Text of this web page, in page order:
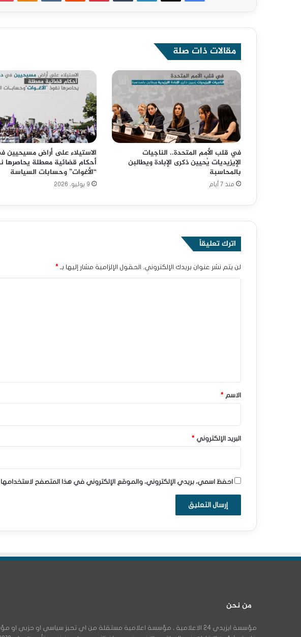
مقالات ذات صلة
في قلب الأمم المتحدة.. الناجيات
الإيزيديات يُحيين ذكرى الإبادة ويطالبن
بالمحاسبة
منذ 7 أيام
الاستيلاء على أراض
أحكام قضائية معطلة يحاصرها
“الأغوات” وحسابات السياسة
9 يوليو، 2026
اترك تعليقاً
لن يتم نشر عنوان بريدك الإلكتروني. الحقول الإلزامية مشار إليها بـ *
*الاسم *
البريد الإلكتروني *
احفظ اسمي، بريدي الإلكتروني، والموقع الإلكتروني في هذا المتصفح
من نحن
مؤسسة ايزيدي 24 الاعلامية ، مؤسسة اعلامية مستقلة من اي تحيز سياسي او حزبي او